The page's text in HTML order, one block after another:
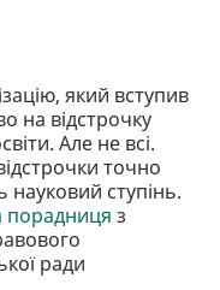
який вступив
на відстрочку
Але не всі.
точно
науковий ступінь.
порадниця з
ради